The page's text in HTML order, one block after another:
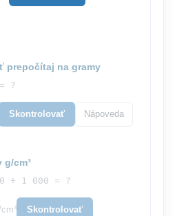
prepočítaj na gramy
?
Skontrolovať Nápoveda
g/cm³
÷ 1 000 = ?
Skontrolovať